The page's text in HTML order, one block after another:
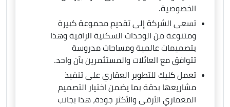
الخصوصية.
تسعى الشركة إلى تقديم مجموعة كبيرة
ومتنوعة من الوحدات السكنية الراقية وهذا
بتصميمات عالمية ومساحات مدروسة
تتوافق مع العائلات والمستثمرين بآن واحد.
تعمل كليك للتطوير العقاري على تنفيذ
مشاريعها بدقة بما يضمن اختيار التصميم
المعماري الأرقى والأكثر جودة، هذا بجانب